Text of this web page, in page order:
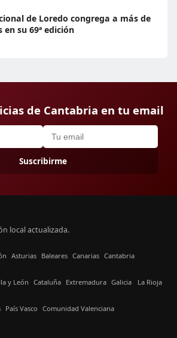
de Loredo congrega a más de
en su 69ª edición
de Cantabria en tu email
Suscribirme
local actualizada.
Asturias Baleares Canarias Cantabria
y León Cataluña Extremadura Galicia La Rioja
País Vasco Comunidad Valenciana